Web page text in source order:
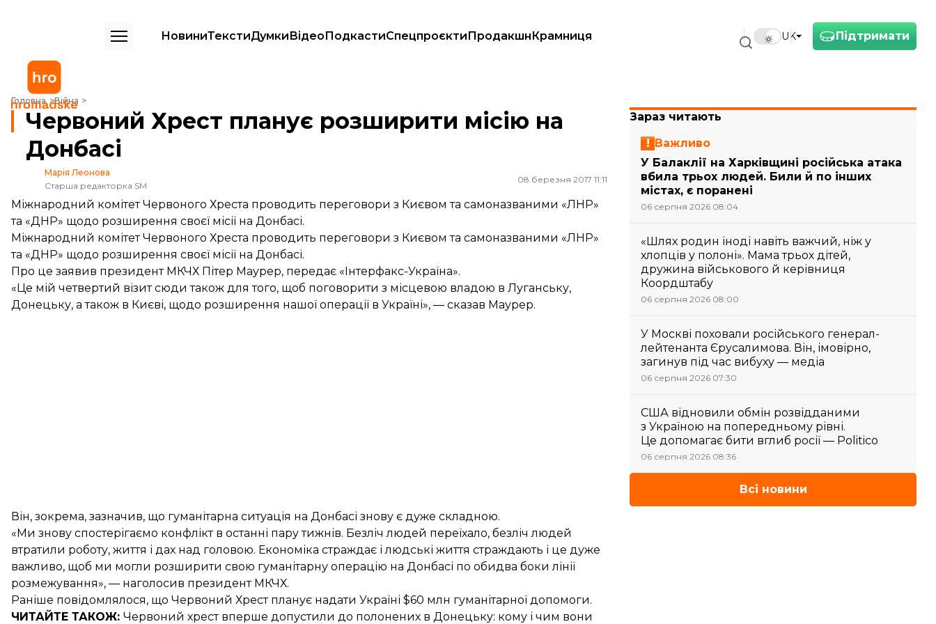
Підтримати
UK
НовиниТекстиДумкиВідеоПодкастиСпецпроєктиПродакшнКрамниця
Головна Війна
Червоний Хрест планує розширити місію на Донбасі
Червоний Хрест планує розширити місію на
Донбасі
Марія Леонова
Старша редакторка SM
08 березня 2017 11:11
Міжнародний комітет Червоного Хреста проводить переговори з Києвом та самоназваними «ЛНР»
та «ДНР» щодо розширення своєї місії на Донбасі.
Міжнародний комітет Червоного Хреста проводить переговори з Києвом та самоназваними «ЛНР»
та «ДНР» щодо розширення своєї місії на Донбасі.
Про це заявив президент МКЧХ Пітер Маурер, передає «Інтерфакс-Україна».
«Це мій четвертий візит сюди також для того, щоб поговорити з місцевою владою в Луганську,
Донецьку, а також в Києві, щодо розширення нашої операції в Україні», — сказав Маурер.
Він, зокрема, зазначив, що гуманітарна ситуація на Донбасі знову є дуже складною.
«Ми знову спостерігаємо конфлікт в останні пару тижнів. Безліч людей переїхало, безліч людей
втратили роботу, життя і дах над головою. Економіка страждає і людські життя страждають і це дуже
важливо, щоб ми могли розширити свою гуманітарну операцію на Донбасі по обидва боки лінії
розмежування», — наголосив президент МКЧХ.
Раніше повідомлялося, що Червоний Хрест планує надати Україні $60 млн гуманітарної допомоги.
ЧИТАЙТЕ ТАКОЖ: Червоний хрест вперше допустили до полонених в Донецьку: кому і чим вони
Зараз читають
Важливо
У Балаклії на Харківщині російська атака
вбила трьох людей. Били й по інших
містах, є поранені
06 серпня 2026 08:04
«Шлях родин іноді навіть важчий, ніж у
хлопців у полоні». Мама трьох дітей,
дружина військового й керівниця
Коордштабу
06 серпня 2026 08:00
У Москві поховали російського генерал-
лейтенанта Єрусалимова. Він, імовірно,
загинув під час вибуху — медіа
06 серпня 2026 07:30
США відновили обмін розвідданими
з Україною на попередньому рівні.
Це допомагає бити вглиб росії — Politico
06 серпня 2026 08:36
Всі новини